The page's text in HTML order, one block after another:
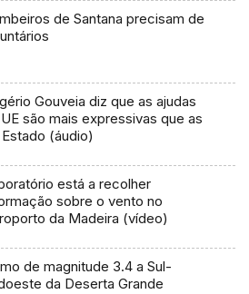
de Santana precisam de
Gouveia diz que as ajudas
são mais expressivas que as
(áudio)
está a recolher
sobre o vento no
da Madeira (vídeo)
de magnitude 3.4 a Sul-
da Deserta Grande